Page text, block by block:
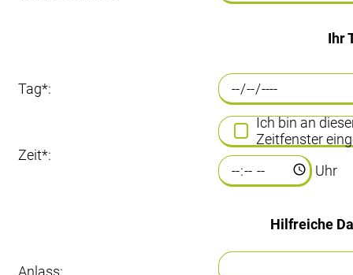
Ihr
Tag*:
Zeit*:
Ich bin an
Zeitfenster
Uhr
Hilfreiche
Anlass: